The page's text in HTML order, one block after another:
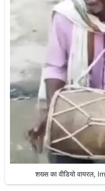
शख्स का वीडियो